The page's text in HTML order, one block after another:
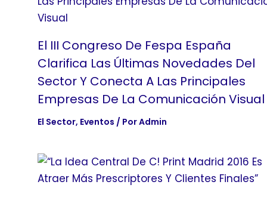
El III Congreso De Fespa España
Clarifica Las Últimas Novedades Del
Sector Y Conecta A Las Principales
Empresas De La Comunicación Visual
El Sector, Eventos / PorAdmin